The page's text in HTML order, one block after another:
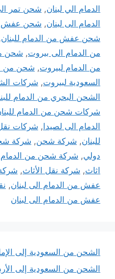
الدمام الي لبنان, شحن تمر
الدمام الى لبنان, شحن عفش
شحن عفش من الدمام للبنان
من الدمام الى بيروت, شحن
من الدمام لبيروت, شحن من
السعودية لبيروت, شركات
الشحن البحري من الدمام
شركات شحن من الدمام
الدمام الى لصيدا , شركات
للبنان, شركة شحن, شركة
دولي, شركة شحن من الدمام
اثاث, شركة نقل الأثاث,
عفش من الدمام الى لبنان,
عفش من الدمام الى لبنان
الشحن من السعودية إلى
الشحن من السعودية إلى